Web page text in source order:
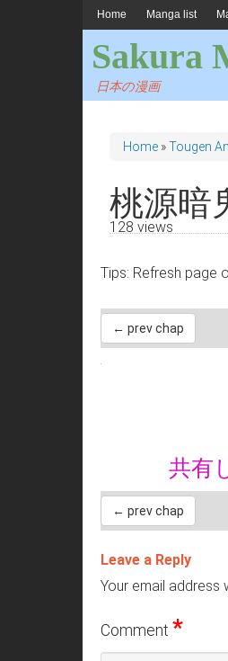
Home Manga list
Sakura
日本の漫画
Home »Tougen
桃源暗
128 views
Tips: Refresh page
← prev chap
共有
← prev chap
Leave a Reply
Your email address
Comment *